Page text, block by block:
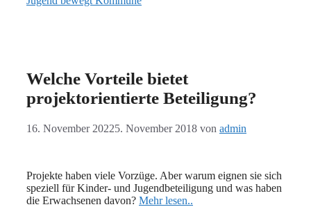
Welche Vorteile bietet
projektorientierte Beteiligung?
16. November 20225. November 2018 von admin
Projekte haben viele Vorzüge. Aber warum eignen sie sich
speziell für Kinder- und Jugendbeteiligung und was haben
die Erwachsenen davon? Mehr lesen..